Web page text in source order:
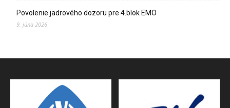
Povolenie jadrového dozoru pre 4.blok EMO
9. júna 2026